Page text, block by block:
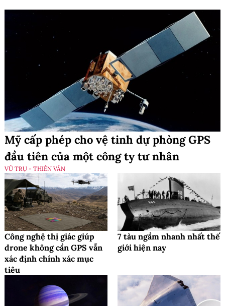
Mỹ cấp phép cho vệ tinh dự phòng GPS
đầu tiên của một công ty tư nhân
VŨ TRỤ - THIÊN VĂN
Công nghệ thị giác giúp
drone không cần GPS vẫn
xác định chính xác mục
tiêu
7 tàu ngầm nhanh nhất thế
giới hiện nay